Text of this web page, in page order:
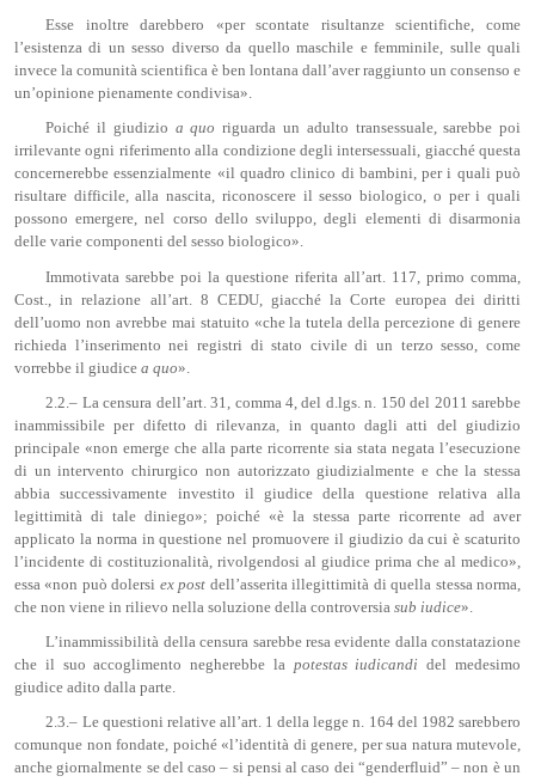
Esse inoltre darebbero «per scontate risultanze scientifiche, come
l’esistenza di un sesso diverso da quello maschile e femminile, sulle quali
invece la comunità scientifica è ben lontana dall’aver raggiunto un consenso e
un’opinione pienamente condivisa».
Poiché il giudizio a quo riguarda un adulto transessuale, sarebbe poi
irrilevante ogni riferimento alla condizione degli intersessuali, giacché questa
concernerebbe essenzialmente «il quadro clinico di bambini, per i quali può
risultare difficile, alla nascita, riconoscere il sesso biologico, o per i quali
possono emergere, nel corso dello sviluppo, degli elementi di disarmonia
delle varie componenti del sesso biologico».
Immotivata sarebbe poi la questione riferita all’art. 117, primo comma,
Cost., in relazione all’art. 8 CEDU, giacché la Corte europea dei diritti
dell’uomo non avrebbe mai statuito «che la tutela della percezione di genere
richieda l’inserimento nei registri di stato civile di un terzo sesso, come
vorrebbe il giudice a quo».
2.2.– La censura dell’art. 31, comma 4, del d.lgs. n. 150 del 2011 sarebbe
inammissibile per difetto di rilevanza, in quanto dagli atti del giudizio
principale «non emerge che alla parte ricorrente sia stata negata l’esecuzione
di un intervento chirurgico non autorizzato giudizialmente e che la stessa
abbia successivamente investito il giudice della questione relativa alla
legittimità di tale diniego»; poiché «è la stessa parte ricorrente ad aver
applicato la norma in questione nel promuovere il giudizio da cui è scaturito
l’incidente di costituzionalità, rivolgendosi al giudice prima che al medico»,
essa «non può dolersi ex post dell’asserita illegittimità di quella stessa norma,
che non viene in rilievo nella soluzione della controversia sub iudice».
L’inammissibilità della censura sarebbe resa evidente dalla constatazione
che il suo accoglimento negherebbe la potestas iudicandi del medesimo
giudice adito dalla parte.
2.3.– Le questioni relative all’art. 1 della legge n. 164 del 1982 sarebbero
comunque non fondate, poiché «l’identità di genere, per sua natura mutevole,
anche giornalmente se del caso – si pensi al caso dei “genderfluid” – non è un